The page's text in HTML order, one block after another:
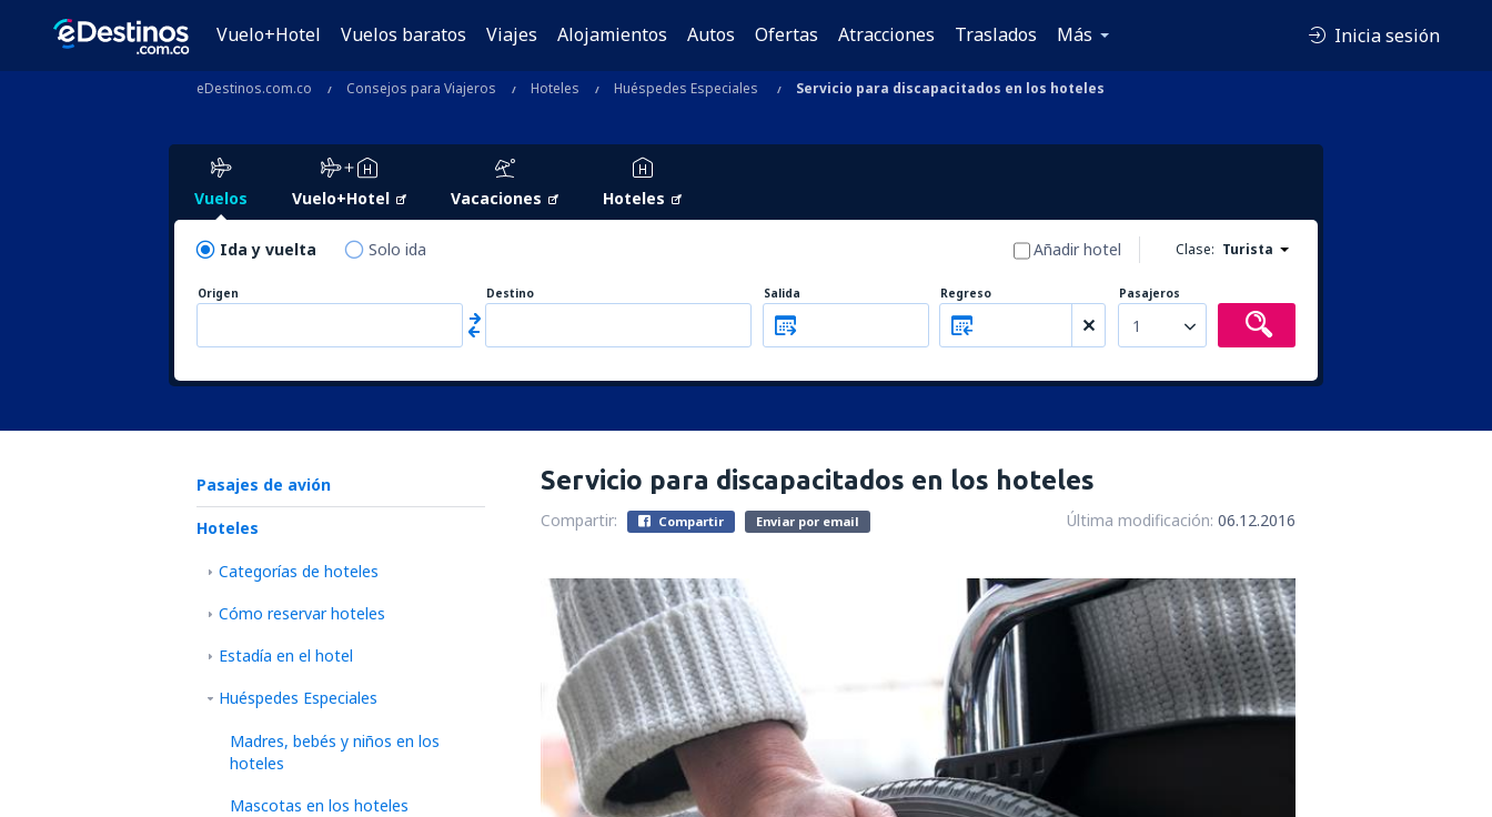
Vuelo+Hotel Vuelos baratos Viajes Alojamientos Autos Ofertas Atracciones Traslados Más Inicia sesión
eDestinos.com.co Consejos para Viajeros Hoteles Huéspedes Especiales Servicio para discapacitados en los hoteles
Vuelos Vuelo+Hotel Vacaciones Hoteles
Ida y vuelta Solo ida Clase: Turista
Añadir hotel
Origen Destino Salida Regreso Pasajeros
1
Pasajes de avión
Hoteles
Categorías de hoteles
Cómo reservar hoteles
Estadía en el hotel
Huéspedes Especiales
Madres, bebés y niños en los
hoteles
Mascotas en los hoteles
Servicio para discapacitados en los hoteles
Compartir: Compartir Enviar por email Última modificación: 06.12.2016